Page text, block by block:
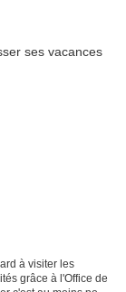
à visiter les
grâce à l'Office de